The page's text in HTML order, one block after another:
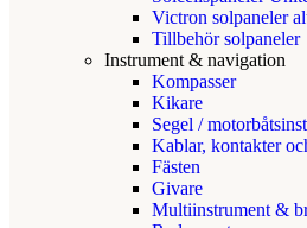
Victron solpaneler
Tillbehör solpaneler
Instrument & navigation
Kompasser
Kikare
Segel /
Kablar, kontakter
Fästen
Givare
Multiinstrument &